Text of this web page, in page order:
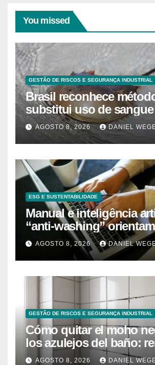
You missed
GESTÃO DE RISCOS E SEGURANÇA INDUSTRIAL
Brasil reconhece
substitui uso de
caranguejo-ferradura em
farmacêuticos
AGOSTO 8, 2026 DANIEL
ESG E SUSTENTABILIDADE
Manual e inteligência
“anti-washing” orientam
empresas
AGOSTO 8, 2026 DANIEL
GESTÃO DE RISCOS E SEGURANÇA INDUSTRIAL
Cómo quitar el moho
los azulejos del baño:
caseros efectivos
AGOSTO 8, 2026 DANIEL